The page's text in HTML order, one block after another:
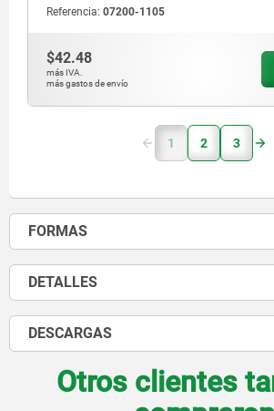
Referencia: 07200-1105
$42.48
más IVA.
más gastos de envío
1 2 3
FORMAS
DETALLES
DESCARGAS
Otros clientes